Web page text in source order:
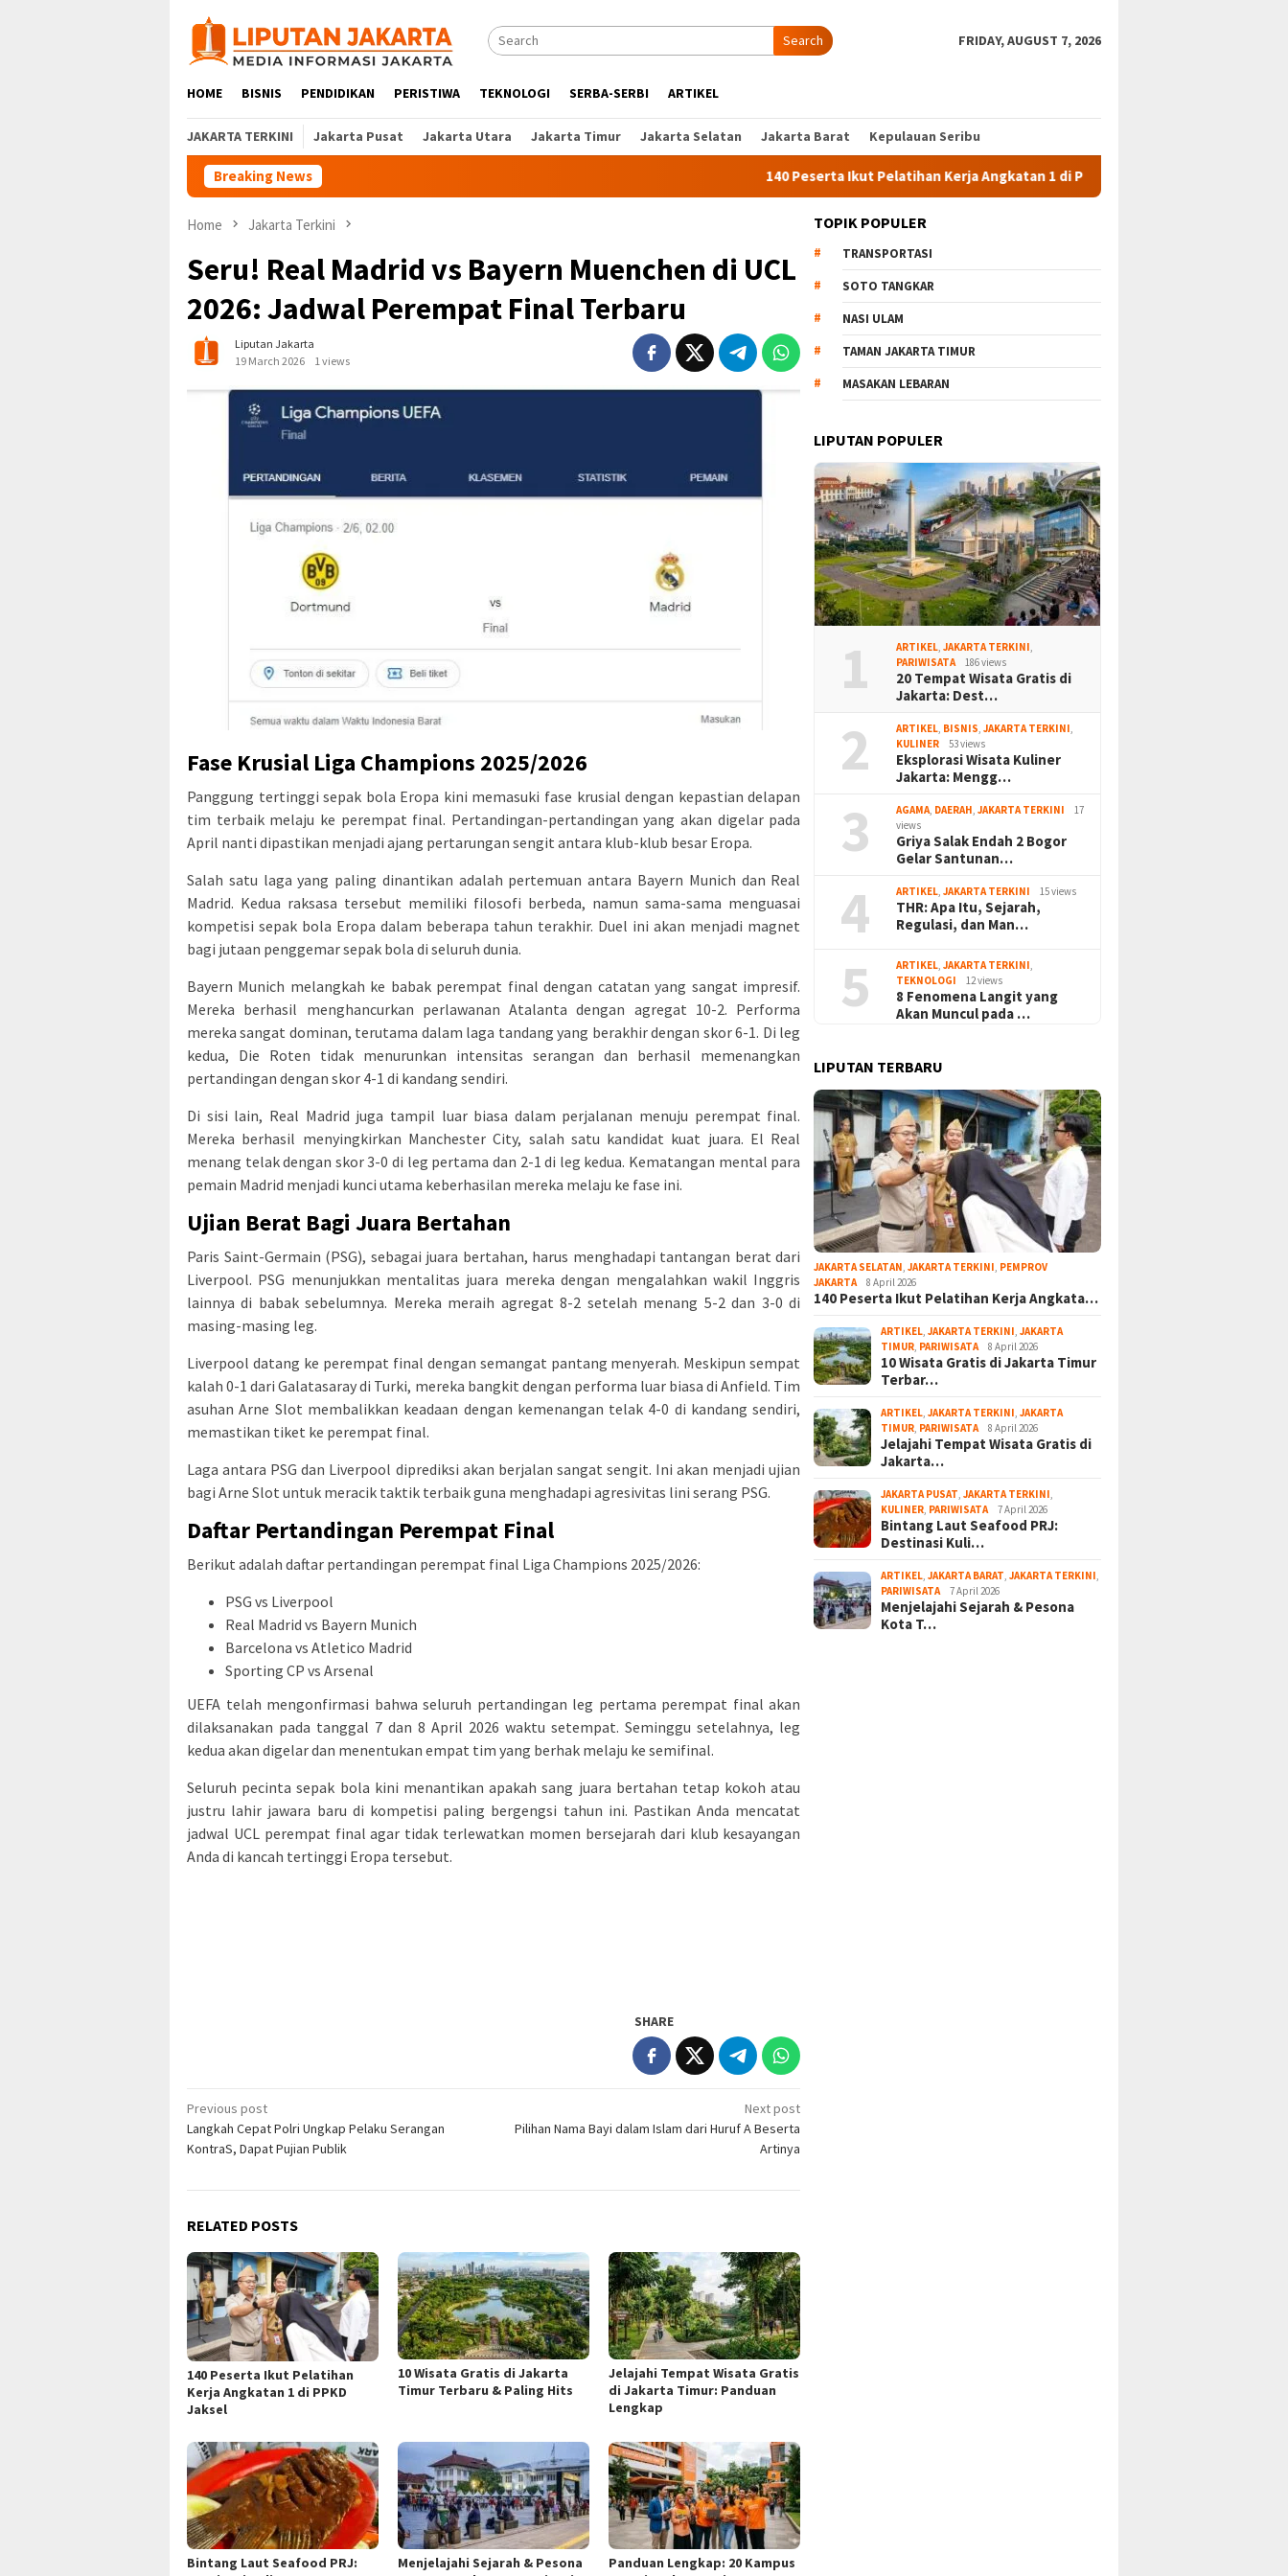
content
Search FRIDAY, AUGUST 7, 2026
HOME BISNIS PENDIDIKAN PERISTIWA TEKNOLOGI SERBA-SERBI ARTIKEL
JAKARTA TERKINI Jakarta Pusat Jakarta Utara Jakarta Timur Jakarta Selatan Jakarta Barat Kepulauan Seribu
Breaking News 140 Peserta Ikut Pelatihan Kerja Angkatan 1 di PPKD Jaksel
Home Jakarta Terkini
Seru! Real Madrid vs Bayern Muenchen di UCL
2026: Jadwal Perempat Final Terbaru
Liputan Jakarta
19 March 2026
1 views
Fase Krusial Liga Champions 2025/2026
Panggung tertinggi sepak bola Eropa kini memasuki fase krusial dengan kepastian delapan
tim terbaik melaju ke perempat final. Pertandingan-pertandingan yang akan digelar pada
April nanti dipastikan menjadi ajang pertarungan sengit antara klub-klub besar Eropa.
Salah satu laga yang paling dinantikan adalah pertemuan antara Bayern Munich dan Real
Madrid. Kedua raksasa tersebut memiliki filosofi berbeda, namun sama-sama menguasai
kompetisi sepak bola Eropa dalam beberapa tahun terakhir. Duel ini akan menjadi magnet
bagi jutaan penggemar sepak bola di seluruh dunia.
Bayern Munich melangkah ke babak perempat final dengan catatan yang sangat impresif.
Mereka berhasil menghancurkan perlawanan Atalanta dengan agregat 10-2. Performa
mereka sangat dominan, terutama dalam laga tandang yang berakhir dengan skor 6-1. Di leg
kedua, Die Roten tidak menurunkan intensitas serangan dan berhasil memenangkan
pertandingan dengan skor 4-1 di kandang sendiri.
Di sisi lain, Real Madrid juga tampil luar biasa dalam perjalanan menuju perempat final.
Mereka berhasil menyingkirkan Manchester City, salah satu kandidat kuat juara. El Real
menang telak dengan skor 3-0 di leg pertama dan 2-1 di leg kedua. Kematangan mental para
pemain Madrid menjadi kunci utama keberhasilan mereka melaju ke fase ini.
Ujian Berat Bagi Juara Bertahan
Paris Saint-Germain (PSG), sebagai juara bertahan, harus menghadapi tantangan berat dari
Liverpool. PSG menunjukkan mentalitas juara mereka dengan mengalahkan wakil Inggris
lainnya di babak sebelumnya. Mereka meraih agregat 8-2 setelah menang 5-2 dan 3-0 di
masing-masing leg.
Liverpool datang ke perempat final dengan semangat pantang menyerah. Meskipun sempat
kalah 0-1 dari Galatasaray di Turki, mereka bangkit dengan performa luar biasa di Anfield. Tim
asuhan Arne Slot membalikkan keadaan dengan kemenangan telak 4-0 di kandang sendiri,
memastikan tiket ke perempat final.
Laga antara PSG dan Liverpool diprediksi akan berjalan sangat sengit. Ini akan menjadi ujian
bagi Arne Slot untuk meracik taktik terbaik guna menghadapi agresivitas lini serang PSG.
Daftar Pertandingan Perempat Final
Berikut adalah daftar pertandingan perempat final Liga Champions 2025/2026:
PSG vs Liverpool
Real Madrid vs Bayern Munich
Barcelona vs Atletico Madrid
Sporting CP vs Arsenal
UEFA telah mengonfirmasi bahwa seluruh pertandingan leg pertama perempat final akan
dilaksanakan pada tanggal 7 dan 8 April 2026 waktu setempat. Seminggu setelahnya, leg
kedua akan digelar dan menentukan empat tim yang berhak melaju ke semifinal.
Seluruh pecinta sepak bola kini menantikan apakah sang juara bertahan tetap kokoh atau
justru lahir jawara baru di kompetisi paling bergengsi tahun ini. Pastikan Anda mencatat
jadwal UCL perempat final agar tidak terlewatkan momen bersejarah dari klub kesayangan
Anda di kancah tertinggi Eropa tersebut.
SHARE
Post
navigation
Previous post
Langkah Cepat Polri Ungkap Pelaku Serangan
KontraS, Dapat Pujian Publik
Next post
Pilihan Nama Bayi dalam Islam dari Huruf A Beserta
Artinya
RELATED POSTS
140 Peserta Ikut Pelatihan
Kerja Angkatan 1 di PPKD
Jaksel
10 Wisata Gratis di Jakarta
Timur Terbaru & Paling Hits
Jelajahi Tempat Wisata Gratis
di Jakarta Timur: Panduan
Lengkap
Bintang Laut Seafood PRJ:
Menjelajahi Sejarah & Pesona
Panduan Lengkap: 20 Kampus
TOPIK POPULER
TRANSPORTASI
SOTO TANGKAR
NASI ULAM
TAMAN JAKARTA TIMUR
MASAKAN LEBARAN
LIPUTAN POPULER
1 ARTIKEL ,JAKARTA TERKINI
PARIWISATA
186 views
20 Tempat Wisata Gratis di
Jakarta: Dest…
2 ARTIKEL BISNIS ,JAKARTA TERKINI
KULINER
53 views
Eksplorasi Wisata Kuliner
Jakarta: Mengg…
3 AGAMA DAERAH ,JAKARTA TERKINI
17
views
Griya Salak Endah 2 Bogor
Gelar Santunan…
4 ARTIKEL ,JAKARTA TERKINI 15 views
THR: Apa Itu, Sejarah,
Regulasi, dan Man…
5 ARTIKEL ,JAKARTA TERKINI
TEKNOLOGI
12 views
8 Fenomena Langit yang
Akan Muncul pada …
LIPUTAN TERBARU
JAKARTA SELATAN ,JAKARTA TERKINI PEMPROV
JAKARTA
8 April 2026
140 Peserta Ikut Pelatihan Kerja Angkata…
ARTIKEL ,JAKARTA TERKINI ,JAKARTA
TIMUR PARIWISATA 8 April 2026
10 Wisata Gratis di Jakarta Timur
Terbar…
ARTIKEL ,JAKARTA TERKINI ,JAKARTA
TIMUR PARIWISATA 8 April 2026
Jelajahi Tempat Wisata Gratis di
Jakarta…
JAKARTA PUSAT ,JAKARTA TERKINI
KULINER PARIWISATA 7 April 2026
Bintang Laut Seafood PRJ:
Destinasi Kuli…
ARTIKEL ,JAKARTA BARAT ,JAKARTA TERKINI
PARIWISATA
7 April 2026
Menjelajahi Sejarah & Pesona
Kota T…